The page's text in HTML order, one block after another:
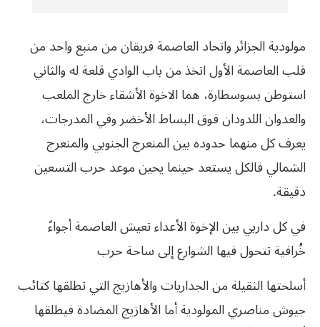
مولودية الجزائر واتحاد العاصمة فريقان من منبع واحد من
قلب العاصمة الأول اتخذ من باب الوادي قلعة له والثاني
استوطن بسوسطارة، هما الاخوة الأشقاء خارج الملعب
والعدوان اللدودان فوق البساط الأخضر وفي المدرجات،
يعرف كل منهما حدوده بين المنعرج الجنوبي والمنعرج
الشمالي فالكل يستعد حينما يحين موعد حرب التسعين
دقيقة.
في كل داربي بين الإخوة الأعداء تعيش العاصمة أجواءً
خُرافية تتحول فيها الشوارع إلى ساحة حرب
أسلحتها الثقيلة من الجداريات والأهازيج التي تطلقها كتائب
جيوش مناصري المولودية أما الأهازيج المضادة فيطلقها